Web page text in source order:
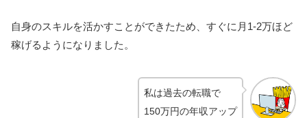
自身のスキルを活かすことができたため、すぐに月1-2万ほど
稼げるようになりました。
私は過去の転職で
150万円の年収アップ